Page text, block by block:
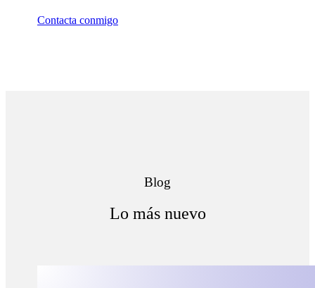
Contacta conmigo
Blog
Lo más nuevo